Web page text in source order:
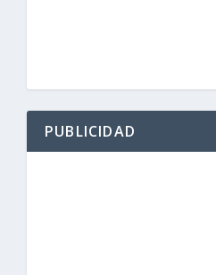
PUBLICIDAD